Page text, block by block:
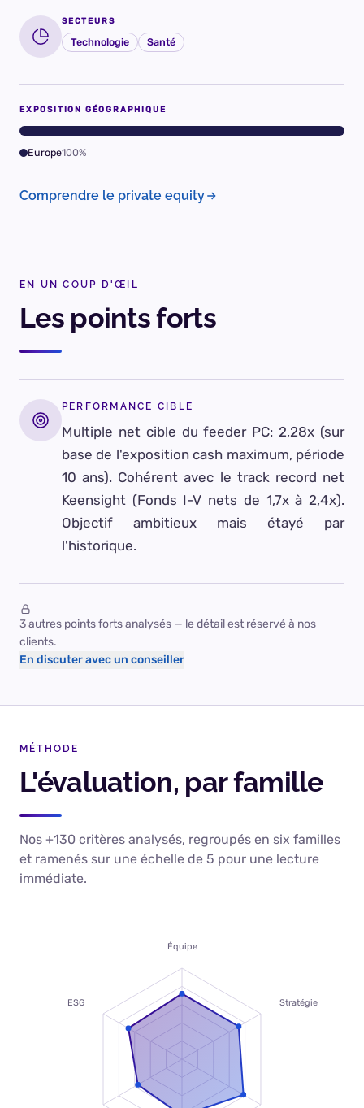
SECTEURS
Technologie Santé
EXPOSITION GÉOGRAPHIQUE
Europe100%
Comprendre le private equity
EN UN COUP D'ŒIL
Les points forts
PERFORMANCE CIBLE
Multiple net cible du feeder PC: 2,28x (sur
base de l'exposition cash maximum, période
10 ans). Cohérent avec le track record net
Keensight (Fonds I-V nets de 1,7x à 2,4x).
Objectif ambitieux mais étayé par
l'historique.
3 autres points forts analysés — le détail est réservé à nos
clients.
En discuter avec un conseiller
MÉTHODE
L'évaluation, par famille
Nos +130 critères analysés, regroupés en six familles
et ramenés sur une échelle de 5 pour une lecture
immédiate.
Équipe
Stratégie
ESG